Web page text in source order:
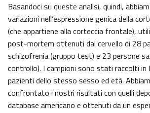
Basandoci su queste analisi, quindi,
variazioni nell’espressione genica della
(che appartiene alla corteccia frontale),
post-mortem ottenuti dal cervello di 28
schizofrenia (gruppo test) e 23 persone
controllo). I campioni sono stati raccolti in
pazienti dello stesso sesso ed età.
confrontato i nostri risultati con quelli
database americano e ottenuti da un